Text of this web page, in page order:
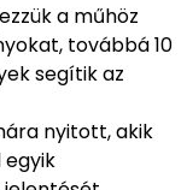
a műhöz
továbbá 10
segítik az
nyitott, akik